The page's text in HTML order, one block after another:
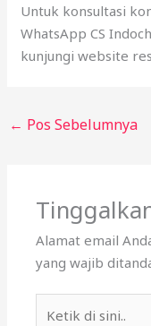
Untuk konsultasi
WhatsApp CS
kunjungi website
← Pos Sebelumnya
Alamat email
yang wajib